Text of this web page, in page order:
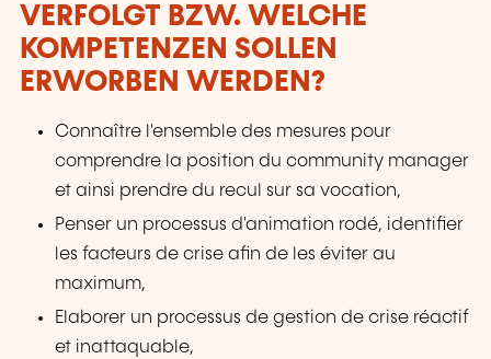
VERFOLGT BZW. WELCHE
KOMPETENZEN SOLLEN
ERWORBEN WERDEN?
Connaître l'ensemble des mesures pour
comprendre la position du community manager
et ainsi prendre du recul sur sa vocation,
Penser un processus d'animation rodé, identifier
les facteurs de crise afin de les éviter au
maximum,
Elaborer un processus de gestion de crise réactif
et inattaquable,